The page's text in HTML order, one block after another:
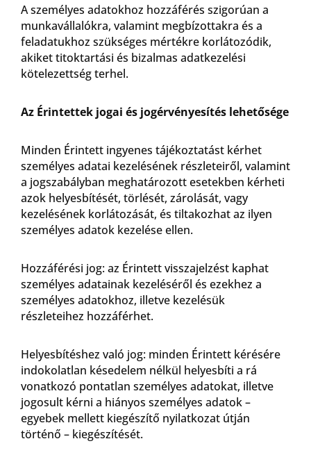
A személyes adatokhoz hozzáférés szigorúan a
munkavállalókra, valamint megbízottakra és a
feladatukhoz szükséges mértékre korlátozódik,
akiket titoktartási és bizalmas adatkezelési
kötelezettség terhel.
Az Érintettek jogai és jogérvényesítés lehetősége
Minden Érintett ingyenes tájékoztatást kérhet
személyes adatai kezelésének részleteiről, valamint
a jogszabályban meghatározott esetekben kérheti
azok helyesbítését, törlését, zárolását, vagy
kezelésének korlátozását, és tiltakozhat az ilyen
személyes adatok kezelése ellen.
Hozzáférési jog: az Érintett visszajelzést kaphat
személyes adatainak kezeléséről és ezekhez a
személyes adatokhoz, illetve kezelésük
részleteihez hozzáférhet.
Helyesbítéshez való jog: minden Érintett kérésére
indokolatlan késedelem nélkül helyesbíti a rá
vonatkozó pontatlan személyes adatokat, illetve
jogosult kérni a hiányos személyes adatok –
egyebek mellett kiegészítő nyilatkozat útján
történő – kiegészítését.